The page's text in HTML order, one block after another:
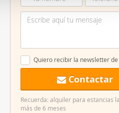
Quiero recibir la newsletter
Contactar
Recuerda: alquiler para estancias
más de 6 meses